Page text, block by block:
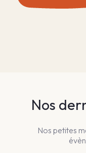
Nos
Nos petites